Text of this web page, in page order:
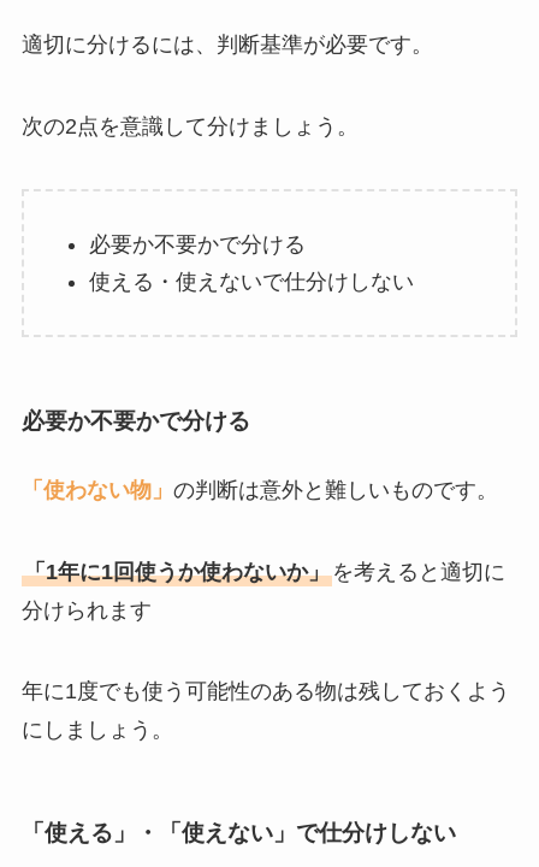
適切に分けるには、判断基準が必要です。
次の2点を意識して分けましょう。
必要か不要かで分ける
使える・使えないで仕分けしない
必要か不要かで分ける
「使わない物」 の判断は意外と難しいものです。
「1年に1回使うか使わないか」を考えると適切に
分けられます
年に1度でも使う可能性のある物は残しておくよう
にしましょう。
「使える」・「使えない」で仕分けしない